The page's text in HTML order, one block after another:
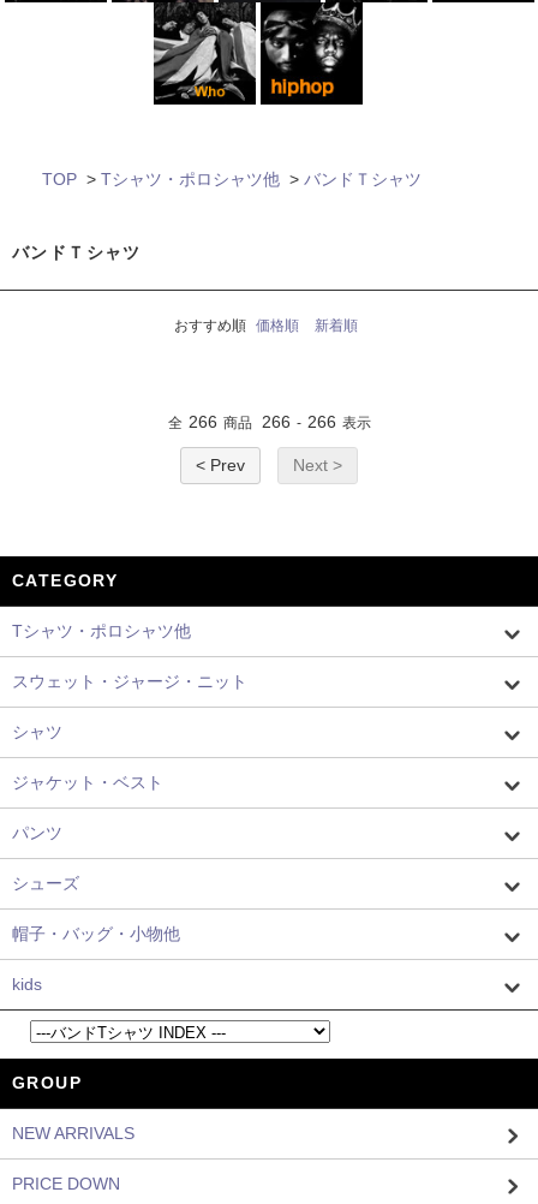
TOP > Tシャツ・ポロシャツ他 > バンドＴシャツ
バンドＴシャツ
おすすめ順 価格順 新着順
全 266 商品 266 - 266 表示
< Prev Next >
CATEGORY
Tシャツ・ポロシャツ他
スウェット・ジャージ・ニット
シャツ
ジャケット・ベスト
パンツ
シューズ
帽子・バッグ・小物他
kids
GROUP
NEW ARRIVALS
PRICE DOWN